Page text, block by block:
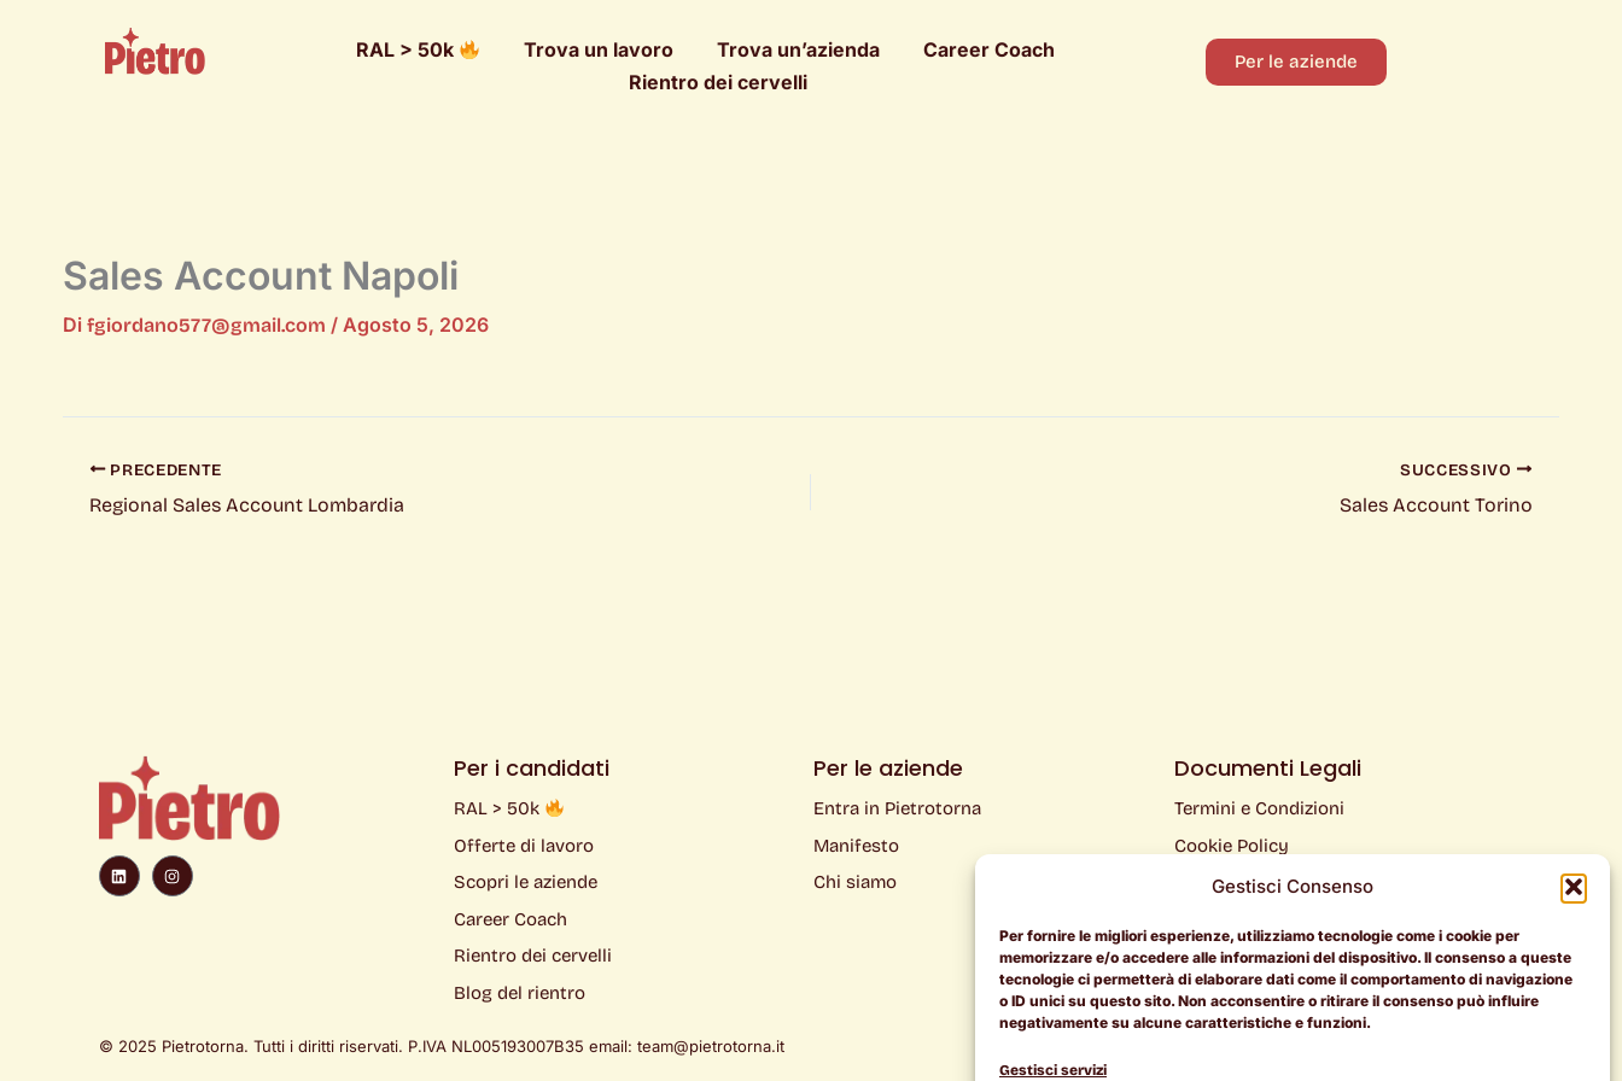
Gestisci Consenso
Per fornire le migliori esperienze, utilizziamo tecnologie come i cookie per
memorizzare e/o accedere alle informazioni del dispositivo. Il consenso a queste
tecnologie ci permetterà di elaborare dati come il comportamento di navigazione
o ID unici su questo sito. Non acconsentire o ritirare il consenso può influire
negativamente su alcune caratteristiche e funzioni.
Gestisci servizi
RAL > 50k Trova un lavoro Trova un’azienda
Career Coach
Rientro dei cervelli
Per le aziende
Sales Account Napoli
Di fgiordano577@gmail.com / Agosto 5, 2026
PRECEDENTE
Regional Sales Account Lombardia
SUCCESSIVO
Sales Account Torino
i
n
k
n
s
t
Per i candidati
RAL > 50k
Offerte di lavoro
Scopri le aziende
Career Coach
Rientro dei cervelli
Blog del rientro
Per le aziende
Entra in Pietrotorna
Manifesto
Chi siamo
Documenti Legali
Termini e Condizioni
Cookie Policy
Privacy Policy
© 2025 Pietrotorna. Tutti i diritti riservati. P.IVA NL005193007B35 email: team@pietrotorna.it